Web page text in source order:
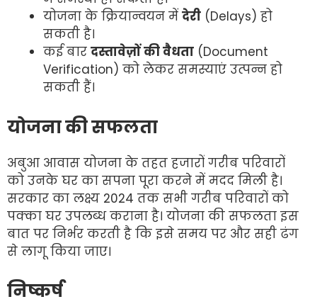
योजना के क्रियान्वयन में देरी (Delays) हो
सकती है।
कई बार दस्तावेज़ों की वैधता (Document
Verification) को लेकर समस्याएं उत्पन्न हो
सकती हैं।
योजना की सफलता
अबुआ आवास योजना के तहत हजारों गरीब परिवारों
को उनके घर का सपना पूरा करने में मदद मिली है।
सरकार का लक्ष्य 2024 तक सभी गरीब परिवारों को
पक्का घर उपलब्ध कराना है। योजना की सफलता इस
बात पर निर्भर करती है कि इसे समय पर और सही ढंग
से लागू किया जाए।
निष्कर्ष